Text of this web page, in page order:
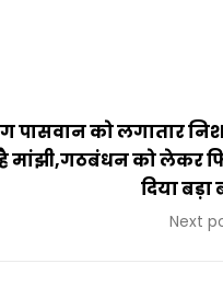
पासवान को लगातार
मांझी,गठबंधन को लेकर
दिया
Next